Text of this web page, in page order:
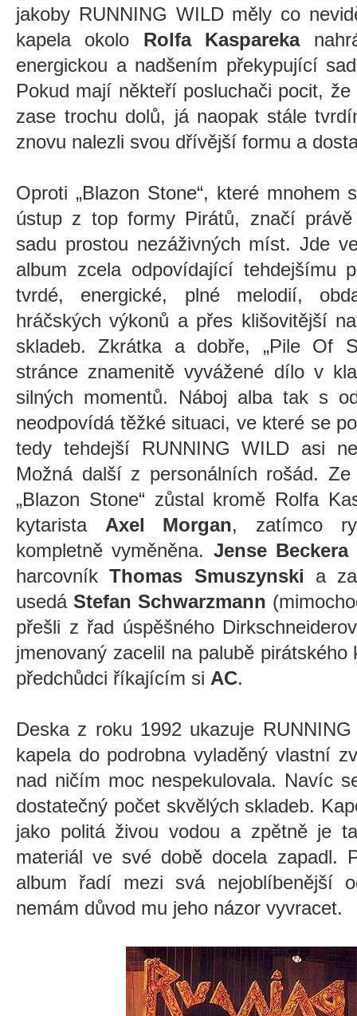
jakoby RUNNING WILD měly co
kapela okolo Rolfa Kaspareka
energickou a nadšením překypující
Pokud mají někteří posluchači pocit, že
zase trochu dolů, já naopak stále
znovu nalezli svou dřívější formu a
Oproti „Blazon Stone“, které mnohem
ústup z top formy Pirátů, značí právě
sadu prostou nezáživných míst. Jde
album zcela odpovídající tehdejšímu
tvrdé, energické, plné melodií,
hráčských výkonů a přes klišovitější
skladeb. Zkrátka a dobře, „Pile Of
stránce znamenitě vyvážené dílo v
silných momentů. Náboj alba tak s
neodpovídá těžké situaci, ve které se
tedy tehdejší RUNNING WILD asi
Možná další z personálních rošád.
„Blazon Stone“ zůstal kromě Rolfa
kytarista Axel Morgan, zatímco
kompletně vyměněna. Jense Beckera
harcovník Thomas Smuszynski a
usedá Stefan Schwarzmann
přešli z řad úspěšného
jmenovaný zacelil na palubě
předchůdci říkajícím si AC.
Deska z roku 1992 ukazuje
kapela do podrobna vyladěný vlastní
nad ničím moc nespekulovala. Navíc
dostatečný počet skvělých skladeb.
jako politá živou vodou a zpětně je
materiál ve své době docela zapadl.
album řadí mezi svá nejoblíbenější
nemám důvod mu jeho názor vyvracet.